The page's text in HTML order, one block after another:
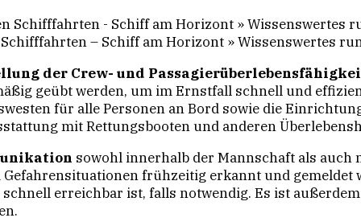
– Schiff am Horizont » Wissenswertes
der Crew- und
geübt werden, um im Ernstfall schnell und
für alle Personen an Bord sowie die
mit Rettungsbooten und anderen
sowohl innerhalb der Mannschaft als auch
frühzeitig erkannt und gemeldet
schnell erreichbar ist, falls notwendig. Es ist